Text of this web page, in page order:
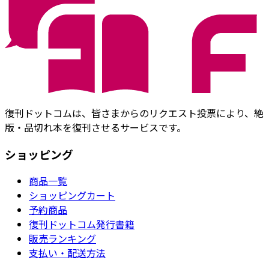
復刊ドットコムは、皆さまからのリクエスト投票により、絶
版・品切れ本を復刊させるサービスです。
ショッピング
商品一覧
ショッピングカート
予約商品
復刊ドットコム発行書籍
販売ランキング
支払い・配送方法